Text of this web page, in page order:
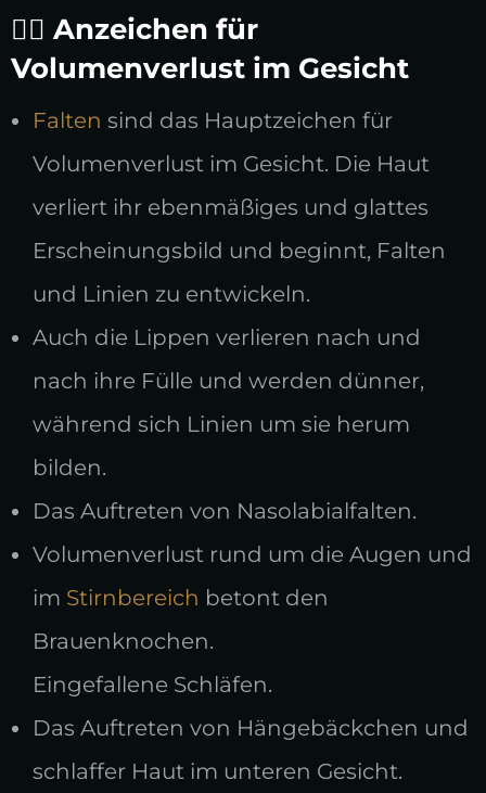
👩‍⚕️ Anzeichen für
Volumenverlust im Gesicht
Falten sind das Hauptzeichen für
Volumenverlust im Gesicht. Die Haut
verliert ihr ebenmäßiges und glattes
Erscheinungsbild und beginnt, Falten
und Linien zu entwickeln.
Auch die Lippen verlieren nach und
nach ihre Fülle und werden dünner,
während sich Linien um sie herum
bilden.
Das Auftreten von Nasolabialfalten.
Volumenverlust rund um die Augen und
im Stirnbereich betont den
Brauenknochen.
Eingefallene Schläfen.
Das Auftreten von Hängebäckchen und
schlaffer Haut im unteren Gesicht.